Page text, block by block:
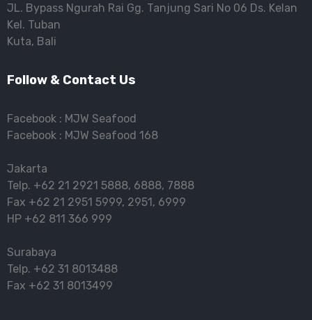
JL. Bypass Ngurah Rai Gg. Tanjung Sari No 06 Ds. Kelan
Kel. Tuban
Kuta, Bali
Follow & Contact Us
Facebook : MJW Seafood
Facebook : MJW Seafood 168
Jakarta
Telp. +62 21 2921 5888, 6888, 7888
Fax +62 21 2951 5999, 2951, 6999
HP +62 811 366 999
Surabaya
Telp. +62 31 8013488
Fax +62 31 8013499